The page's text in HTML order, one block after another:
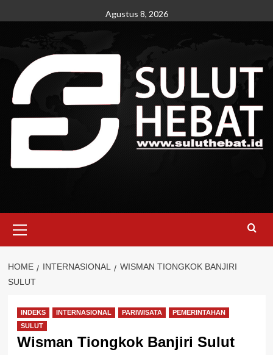
to
Agustus 8, 2026
Menu
HOME INTERNASIONAL
WISMAN TIONGKOK BANJIRI
SULUT
INDEKS INTERNASIONAL PARIWISATA
PEMERINTAHAN
SULUT
Wisman Tiongkok Banjiri Sulut